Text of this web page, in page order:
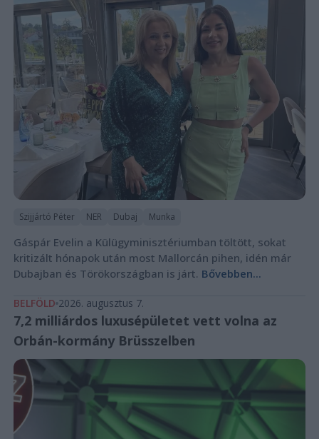
Szijjártó Péter NER Dubaj Munka
Gáspár Evelin a Külügyminisztériumban töltött, sokat
kritizált hónapok után most Mallorcán pihen, idén már
Dubajban és Törökországban is járt. Bővebben...
BELFÖLD 2026. augusztus 7.
7,2 milliárdos luxusépületet vett volna az
Orbán-kormány Brüsszelben